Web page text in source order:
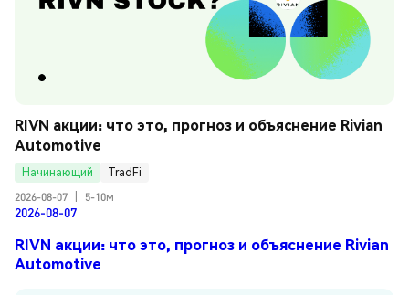
RIVN акции: что это, прогноз и объяснение Rivian
Automotive
Начинающий
TradFi
2026-08-07
5-10м
2026-08-07
RIVN акции: что это, прогноз и объяснение Rivian
Automotive